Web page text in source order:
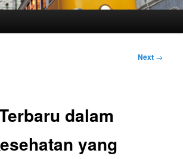
Next →
dalam
yang